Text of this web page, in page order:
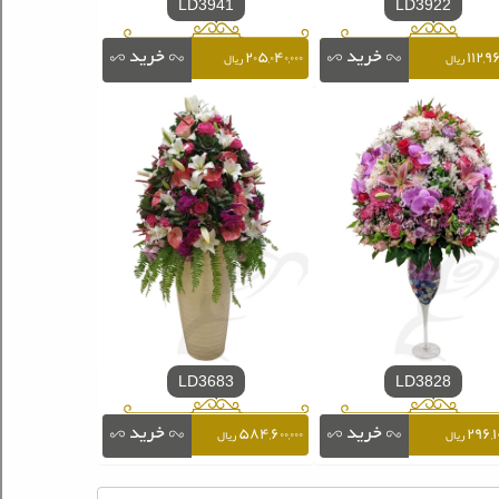
ریال
۲۰۵,۰۴۰,۰۰۰ریال
LD3828
ریال
LD3683
۵۸۴,۶۰۰,۰۰۰ریال